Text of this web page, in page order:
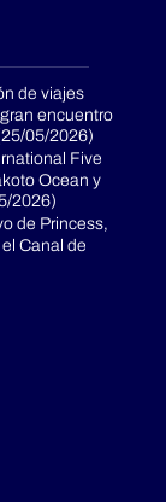
de viajes
encuentro
05/2026)
Five
Ocean y
2026)
de Princess,
Canal de